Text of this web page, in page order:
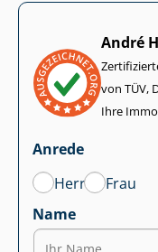
André
von TÜV,
Ihre
Anrede
Herr
Frau
Name